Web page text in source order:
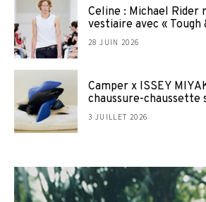
Celine : Michael Rider
vestiaire avec « Tough
28 JUIN 2026
Camper x ISSEY
chaussure-chaussette
3 JUILLET 2026